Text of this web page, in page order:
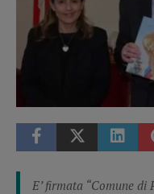
E’ firmata “Comune